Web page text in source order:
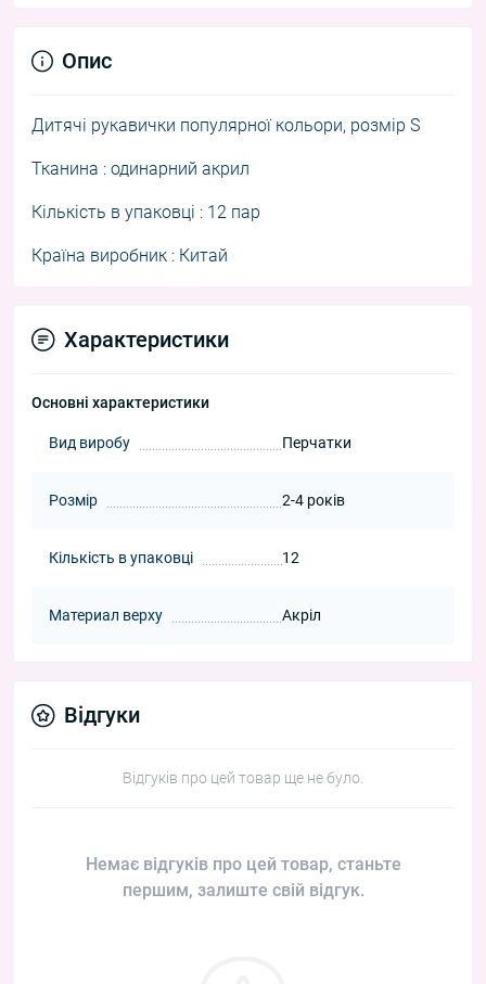
Опис
Дитячі рукавички популярної кольори, розмір S
Тканина : одинарний акрил
Кількість в упаковці : 12 пар
Країна виробник : Китай
Характеристики
Основні характеристики
Вид виробу Перчатки
Розмір 2-4 років
Кількість в упаковці 12
Материал верху Акріл
Відгуки
Відгуків про цей товар ще не було.
Немає відгуків про цей товар, станьте
першим, залиште свій відгук.